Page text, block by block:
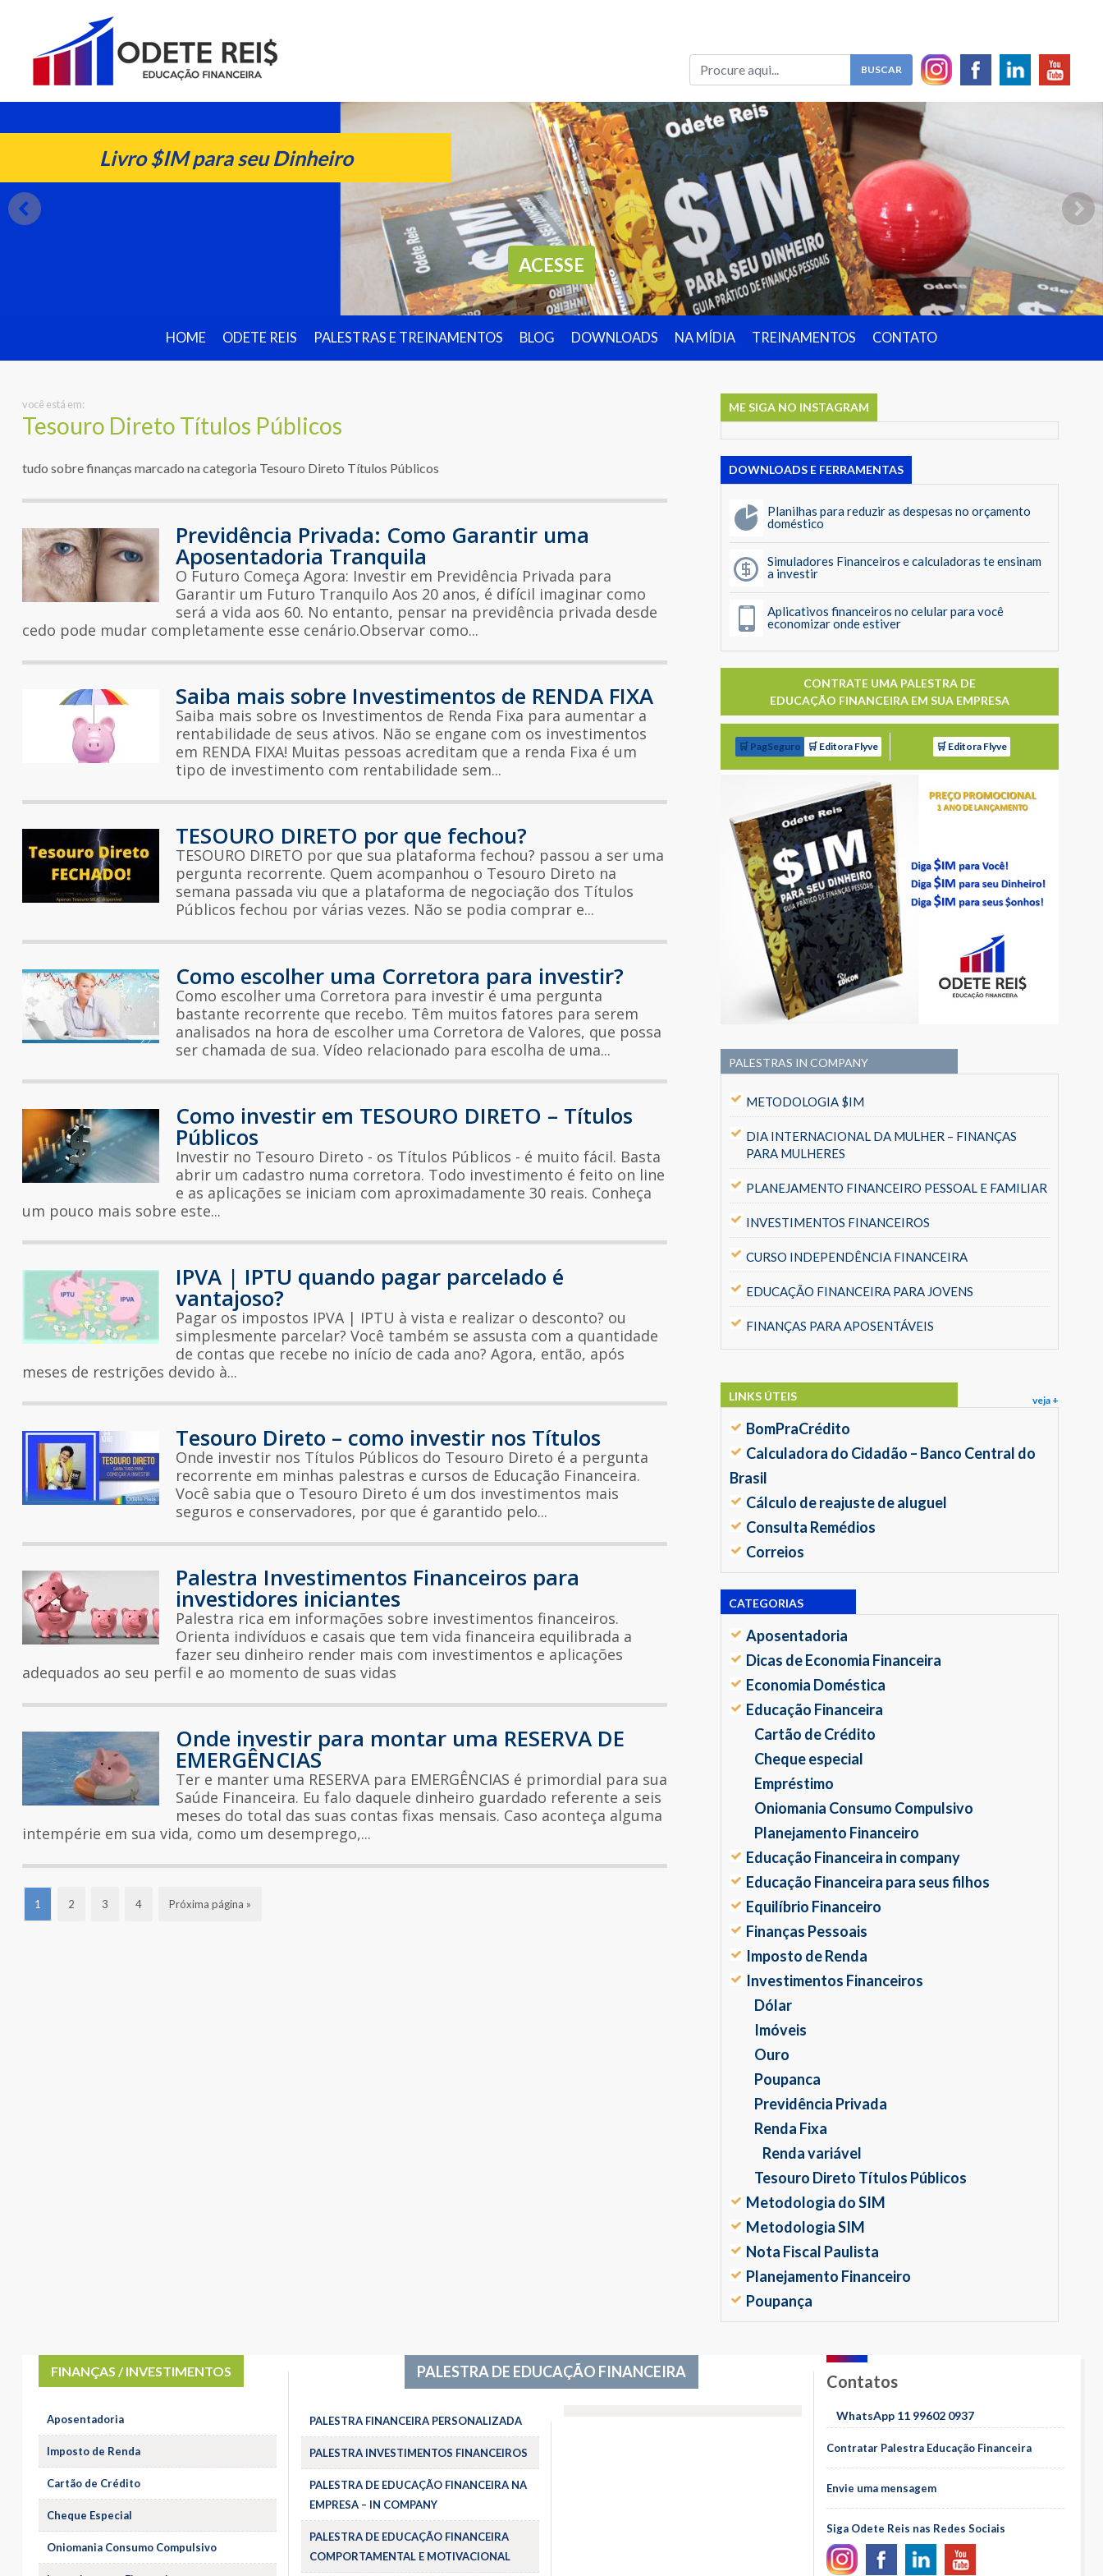
Livro $IM para seu Dinheiro
ACESSE
HOME ODETE REIS PALESTRAS E TREINAMENTOS BLOG DOWNLOADS NA MÍDIA TREINAMENTOS CONTATO
você está em:
Tesouro Direto Títulos Públicos
tudo sobre finanças marcado na categoria Tesouro Direto Títulos Públicos
Previdência Privada: Como Garantir uma
Aposentadoria Tranquila
O Futuro Começa Agora: Investir em Previdência Privada para
Garantir um Futuro Tranquilo Aos 20 anos, é difícil imaginar como
será a vida aos 60. No entanto, pensar na previdência privada desde
cedo pode mudar completamente esse cenário.Observar como...
Saiba mais sobre Investimentos de RENDA FIXA
Saiba mais sobre os Investimentos de Renda Fixa para aumentar a
rentabilidade de seus ativos. Não se engane com os investimentos
em RENDA FIXA! Muitas pessoas acreditam que a renda Fixa é um
tipo de investimento com rentabilidade sem...
TESOURO DIRETO por que fechou?
TESOURO DIRETO por que sua plataforma fechou? passou a ser uma
pergunta recorrente. Quem acompanhou o Tesouro Direto na
semana passada viu que a plataforma de negociação dos Títulos
Públicos fechou por várias vezes. Não se podia comprar e...
Como escolher uma Corretora para investir?
Como escolher uma Corretora para investir é uma pergunta
bastante recorrente que recebo. Têm muitos fatores para serem
analisados na hora de escolher uma Corretora de Valores, que possa
ser chamada de sua. Vídeo relacionado para escolha de uma...
Como investir em TESOURO DIRETO – Títulos
Públicos
Investir no Tesouro Direto - os Títulos Públicos - é muito fácil. Basta
abrir um cadastro numa corretora. Todo investimento é feito on line
e as aplicações se iniciam com aproximadamente 30 reais. Conheça
um pouco mais sobre este...
IPVA | IPTU quando pagar parcelado é
vantajoso?
Pagar os impostos IPVA | IPTU à vista e realizar o desconto? ou
simplesmente parcelar? Você também se assusta com a quantidade
de contas que recebe no início de cada ano? Agora, então, após
meses de restrições devido à...
Tesouro Direto – como investir nos Títulos
Onde investir nos Títulos Públicos do Tesouro Direto é a pergunta
recorrente em minhas palestras e cursos de Educação Financeira.
Você sabia que o Tesouro Direto é um dos investimentos mais
seguros e conservadores, por que é garantido pelo...
Palestra Investimentos Financeiros para
investidores iniciantes
Palestra rica em informações sobre investimentos financeiros.
Orienta indivíduos e casais que tem vida financeira equilibrada a
fazer seu dinheiro render mais com investimentos e aplicações
adequados ao seu perfil e ao momento de suas vidas
Onde investir para montar uma RESERVA DE
EMERGÊNCIAS
Ter e manter uma RESERVA para EMERGÊNCIAS é primordial para sua
Saúde Financeira. Eu falo daquele dinheiro guardado referente a seis
meses do total das suas contas fixas mensais. Caso aconteça alguma
intempérie em sua vida, como um desemprego,...
1 2 3 4 Próxima página »
ME SIGA NO INSTAGRAM
DOWNLOADS E FERRAMENTAS
Planilhas para reduzir as despesas no orçamento
doméstico
Simuladores Financeiros e calculadoras te ensinam
a investir
Aplicativos financeiros no celular para você
economizar onde estiver
CONTRATE UMA PALESTRA DE
EDUCAÇÃO FINANCEIRA EM SUA EMPRESA
🛒 PagSeguro 🛒 Editora Flyve 🛒 Editora Flyve
PALESTRAS IN COMPANY
METODOLOGIA $IM
DIA INTERNACIONAL DA MULHER – FINANÇAS
PARA MULHERES
PLANEJAMENTO FINANCEIRO PESSOAL E FAMILIAR
INVESTIMENTOS FINANCEIROS
CURSO INDEPENDÊNCIA FINANCEIRA
EDUCAÇÃO FINANCEIRA PARA JOVENS
FINANÇAS PARA APOSENTÁVEIS
veja +
LINKS ÚTEIS
BomPraCrédito
Calculadora do Cidadão – Banco Central do
Brasil
Cálculo de reajuste de aluguel
Consulta Remédios
Correios
CATEGORIAS
Aposentadoria
Dicas de Economia Financeira
Economia Doméstica
Educação Financeira
Cartão de Crédito
Cheque especial
Empréstimo
Oniomania Consumo Compulsivo
Planejamento Financeiro
Educação Financeira in company
Educação Financeira para seus filhos
Equilíbrio Financeiro
Finanças Pessoais
Imposto de Renda
Investimentos Financeiros
Dólar
Imóveis
Ouro
Poupanca
Previdência Privada
Renda Fixa
Renda variável
Tesouro Direto Títulos Públicos
Metodologia do SIM
Metodologia SIM
Nota Fiscal Paulista
Planejamento Financeiro
Poupança
FINANÇAS / INVESTIMENTOS
Aposentadoria
Imposto de Renda
Cartão de Crédito
Cheque Especial
Oniomania Consumo Compulsivo
PALESTRA DE EDUCAÇÃO FINANCEIRA
PALESTRA FINANCEIRA PERSONALIZADA
PALESTRA INVESTIMENTOS FINANCEIROS
PALESTRA DE EDUCAÇÃO FINANCEIRA NA
EMPRESA – IN COMPANY
PALESTRA DE EDUCAÇÃO FINANCEIRA
COMPORTAMENTAL E MOTIVACIONAL
Contatos
WhatsApp 11 99602 0937
Contratar Palestra Educação Financeira
Envie uma mensagem
Siga Odete Reis nas Redes Sociais